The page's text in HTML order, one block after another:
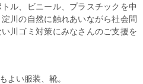
ル、ビニール、プラスチックを中
川の自然に触れあいながら社会問
川ゴミ対策にみなさんのご支援を
よい服装、靴。